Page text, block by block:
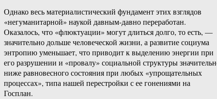
Однако весь материалистический фундамент этих взглядов
«негуманитарной» наукой давным-давно переработан.
Оказалось, что «флюктуации» могут длиться долго, то есть, —
значительно дольше человеческой жизни, а развитие социума
энтропию уменьшает, что приводит к выделению энергии при
его разрушении и «провалу» социальной структуры
ниже равновесного состояния при любых «упрощательных
процессах», типа нашей перестройки с ее гонениями на
Госплан.